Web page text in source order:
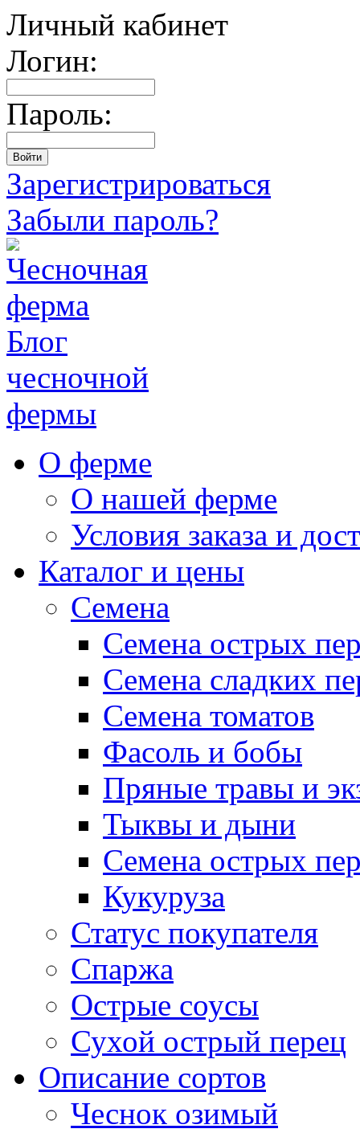
Личный кабинет
Логин:
Пароль:
Зарегистрироваться
Забыли пароль?
Блог
чесночной
фермы
О ферме
О нашей ферме
Условия заказа и
Каталог и цены
Семена
Семена острых
Семена сладких
Семена томатов
Фасоль и бобы
Пряные травы и
Тыквы и дыни
Семена острых
Кукуруза
Статус покупателя
Спаржа
Острые соусы
Сухой острый перец
Описание сортов
Чеснок озимый